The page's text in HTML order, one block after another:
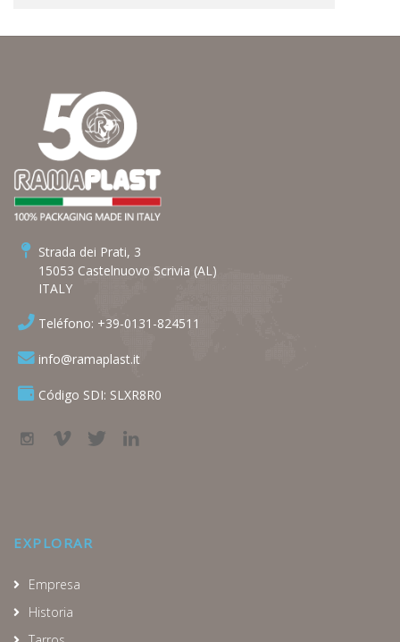
Strada dei Prati, 3
15053 Castelnuovo Scrivia (AL)
ITALY
Teléfono: +39-0131-824511
info@ramaplast.it
Código SDI: SLXR8R0
EXPLORAR
Empresa
Historia